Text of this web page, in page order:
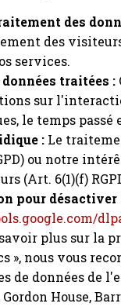
des
des
services.
traitées :
sur
le temps
: Le
ou notre
(Art. 6(1)(f)
pour
plus sur la
», nous vous
de données de
House,